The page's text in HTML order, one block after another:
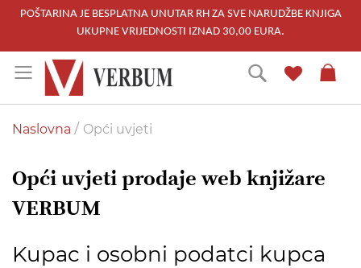
POŠTARINA JE BESPLATNA UNUTAR RH ZA SVE NARUDŽBE KNJIGA
UKUPNE VRIJEDNOSTI IZNAD 30,00 EURA.
to
Content
Traži
Naslovna Opći uvjeti
Opći uvjeti prodaje web knjižare
VERBUM
Kupac i osobni podatci kupca